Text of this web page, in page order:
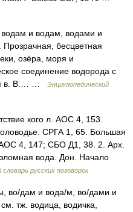
и водам, водами и
бесцветная
озёра, моря и
соединение водорода с
в. В.… …
Энциклопедический
кого л. АОС 4, 153.
СРГА 1, 65. Большая
4, 147; СБО Д1, 38. 2. Арх.
вода. Дон. Начало
русских поговорок
во/дам и вода/м, во/дами и
тж. водица, водичка,